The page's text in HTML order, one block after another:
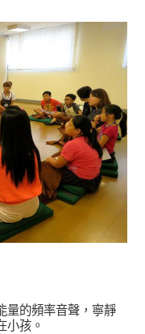
量的頻率音聲，寧靜
小孩。
學習分享